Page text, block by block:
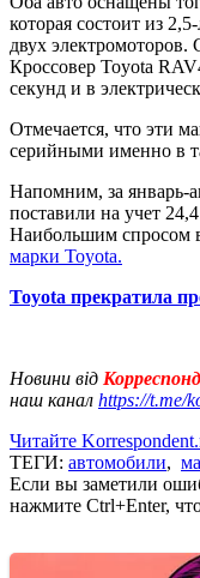
которая состоит из
двух
Кроссовер Toyota
секунд и в
Отмечается, что эти
серийными именно в
Напомним, за январь-
поставили на учет
Наибольшим спросом
марки Toyota.
Toyota прекратила
Новини від
наш канал https://t.me/
Читайте
ТЕГИ: автомобили,
Если вы заметили
нажмите Ctrl+Enter,